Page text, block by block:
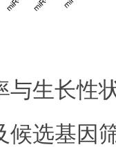
与生长性
候选基因